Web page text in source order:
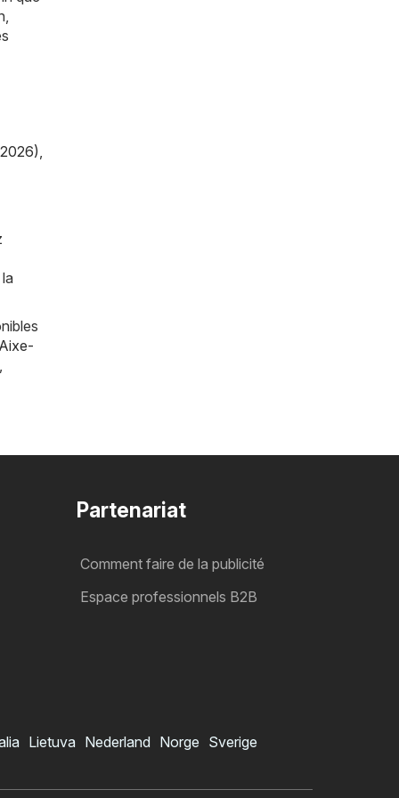
Aixe-
Partenariat
Comment faire de la publicité
Espace professionnels B2B
Lietuva Nederland Norge Sverige